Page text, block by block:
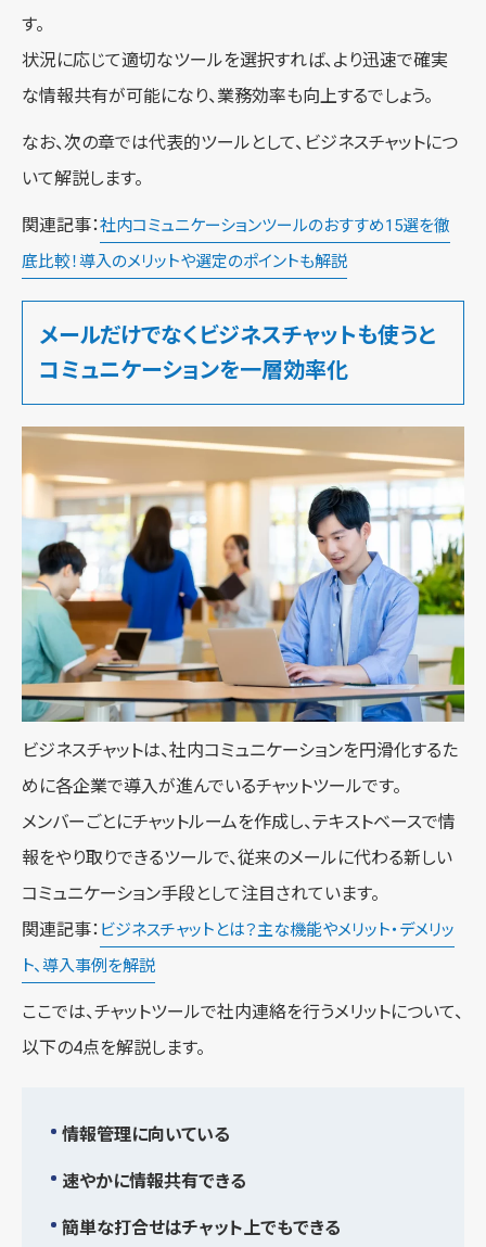
す。
状況に応じて適切なツールを選択すれば、より迅速で確実
な情報共有が可能になり、業務効率も向上するでしょう。
なお、次の章では代表的ツールとして、ビジネスチャットにつ
いて解説します。
関連記事：社内コミュニケーションツールのおすすめ15選を徹
底比較！導入のメリットや選定のポイントも解説
メールだけでなくビジネスチャットも使うと
コミュニケーションを一層効率化
ビジネスチャットは、社内コミュニケーションを円滑化するた
めに各企業で導入が進んでいるチャットツールです。
メンバーごとにチャットルームを作成し、テキストベースで情
報をやり取りできるツールで、従来のメールに代わる新しい
コミュニケーション手段として注目されています。
関連記事： ビジネスチャットとは？主な機能やメリット・デメリッ
ト、導入事例を解説
ここでは、チャットツールで社内連絡を行うメリットについて、
以下の4点を解説します。
情報管理に向いている
速やかに情報共有できる
簡単な打合せはチャット上でもできる